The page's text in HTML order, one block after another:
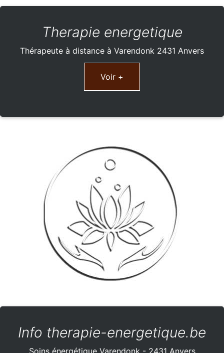
Therapie energetique
Thérapeute à distance à Varendonk 2431 Anvers
Voir +
Info therapie-energetique.be
Soins énergétique Varendonk - 2431 Anvers